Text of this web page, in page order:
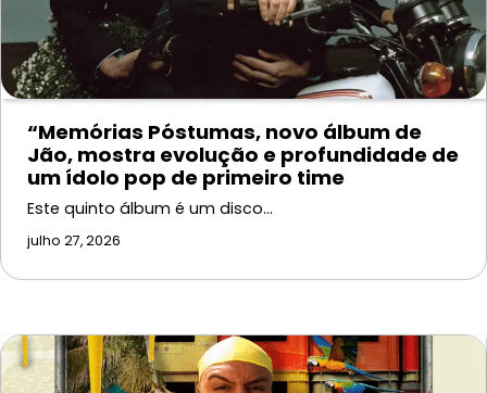
“Memórias Póstumas, novo álbum de
Jão, mostra evolução e profundidade de
um ídolo pop de primeiro time
Este quinto álbum é um disco…
julho 27, 2026